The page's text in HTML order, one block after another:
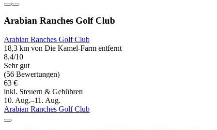
Arabian Ranches Golf Club
Arabian Ranches Golf Club
18,3 km von Die Kamel-Farm entfernt
8,4/10
Sehr gut
(56 Bewertungen)
63 €
inkl. Steuern & Gebühren
10. Aug.–11. Aug.
Arabian Ranches Golf Club